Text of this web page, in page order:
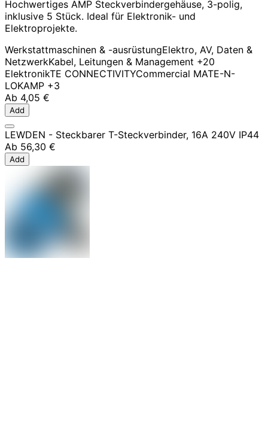
Hochwertiges AMP Steckverbindergehäuse, 3-polig,
inklusive 5 Stück. Ideal für Elektronik- und
Elektroprojekte.
Werkstattmaschinen & -ausrüstungElektro, AV, Daten &
NetzwerkKabel, Leitungen & Management +20
ElektronikTE CONNECTIVITYCommercial MATE-N-
LOKAMP +3
Ab 4,05 €
Add
LEWDEN - Steckbarer T-Steckverbinder, 16A 240V IP44
Ab 56,30 €
Add